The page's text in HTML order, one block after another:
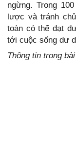
ngừng. Trong
lược và tránh
toàn có thể đạt
tới cuộc sống dư
Thông tin trong